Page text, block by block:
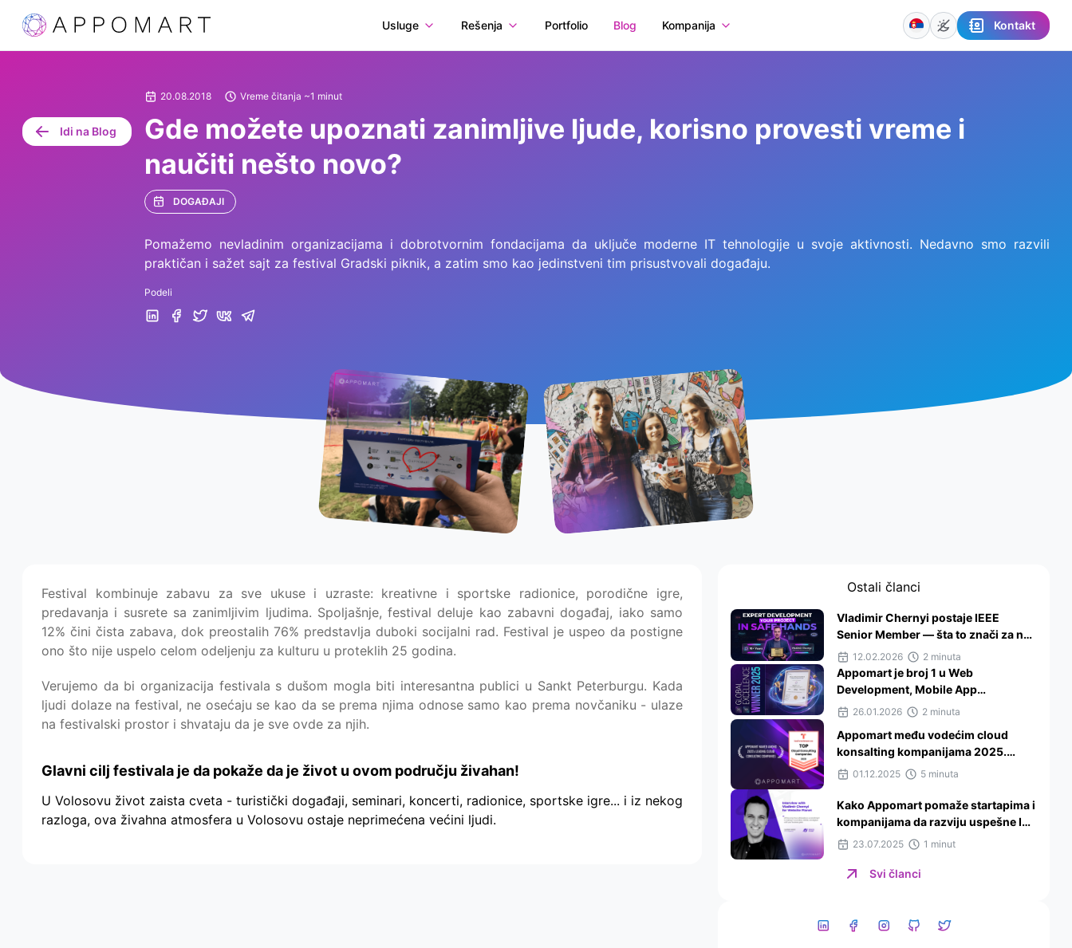
Usluge Rešenja Portfolio Blog Kompanija Kontakt
Idi na Blog
20.08.2018 Vreme čitanja ~1 minut
Gde možete upoznati zanimljive ljude, korisno provesti vreme i
naučiti nešto novo?
DOGAĐAJI
Pomažemo nevladinim organizacijama i dobrotvornim fondacijama da uključe moderne IT tehnologije u svoje aktivnosti. Nedavno smo razvili
praktičan i sažet sajt za festival Gradski piknik, a zatim smo kao jedinstveni tim prisustvovali događaju.
Podeli
Festival kombinuje zabavu za sve ukuse i uzraste: kreativne i sportske radionice, porodične igre,
predavanja i susrete sa zanimljivim ljudima. Spoljašnje, festival deluje kao zabavni događaj, iako samo
12% čini čista zabava, dok preostalih 76% predstavlja duboki socijalni rad. Festival je uspeo da postigne
ono što nije uspelo celom odeljenju za kulturu u proteklih 25 godina.
Verujemo da bi organizacija festivala s dušom mogla biti interesantna publici u Sankt Peterburgu. Kada
ljudi dolaze na festival, ne osećaju se kao da se prema njima odnose samo kao prema novčaniku - ulaze
na festivalski prostor i shvataju da je sve ovde za njih.
Glavni cilj festivala je da pokaže da je život u ovom području živahan!
U Volosovu život zaista cveta - turistički događaji, seminari, koncerti, radionice, sportske igre... i iz nekog
razloga, ova živahna atmosfera u Volosovu ostaje neprimećena većini ljudi.
Ostali članci
Vladimir Chernyi postaje IEEE
Senior Member — šta to znači za naš
tim i klijente
12.02.2026 2 minuta
Appomart je broj 1 u Web
Development, Mobile App
Development i ReactJS u Srbiji
26.01.2026 2 minuta
Appomart među vodećim cloud
konsalting kompanijama 2025.
godine prema Techreviewer.co
01.12.2025 5 minuta
Kako Appomart pomaže startapima i
kompanijama da razviju uspešne IT
proizvode: Intervju za Website
23.07.2025 1 minut
Svi članci